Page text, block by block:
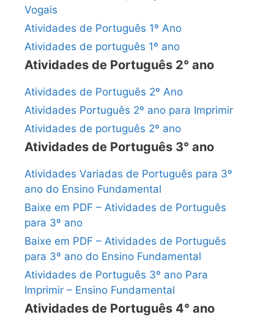
Vogais
Atividades de Português 1º Ano
Atividades de português 1º ano
Atividades de Português 2° ano
Atividades de Português 2º Ano
Atividades Português 2º ano para Imprimir
Atividades de português 2º ano
Atividades de Português 3° ano
Atividades Variadas de Português para 3º
ano do Ensino Fundamental
Baixe em PDF – Atividades de Português
para 3º ano
Baixe em PDF – Atividades de Português
para 3º ano do Ensino Fundamental
Atividades de Português 3º ano Para
Imprimir – Ensino Fundamental
Atividades de Português 4° ano